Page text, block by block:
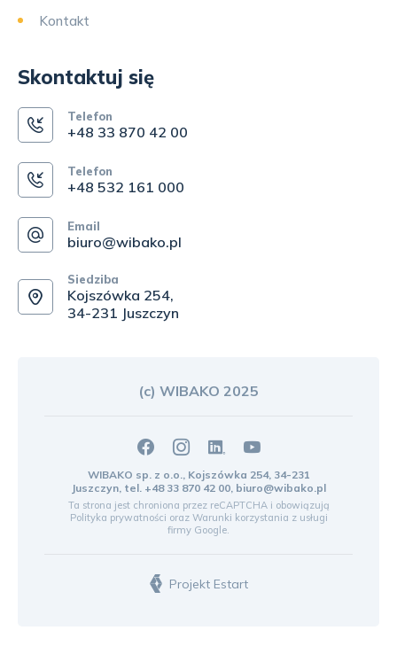
Kontakt
Skontaktuj się
Telefon
+48 33 870 42 00
Telefon
+48 532 161 000
Email
biuro@wibako.pl
Siedziba
Kojszówka 254,
34-231 Juszczyn
(c) WIBAKO 2025
WIBAKO sp. z o.o., Kojszówka 254, 34-231
Juszczyn, tel. +48 33 870 42 00 biuro@wibako.pl
Ta strona jest chroniona przez reCAPTCHA i obowiązują
Polityka prywatności oraz Warunki korzystania z usługi
firmy Google.
Projekt Estart